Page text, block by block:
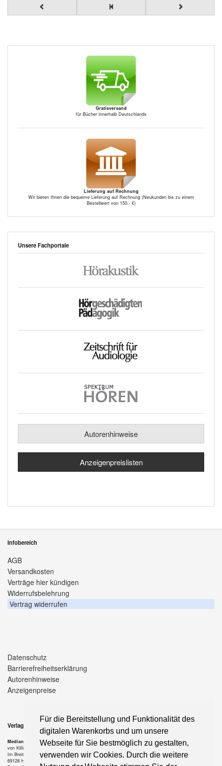
Für die Bereitstellung und Funktionalität des
digitalen Warenkorbs und um unsere
Webseite für Sie bestmöglich zu gestalten,
verwenden wir Cookies. Durch die weitere
Gratisversand
für Bücher innerhalb Deutschlands
Lieferung auf Rechnung
Wir bieten Ihnen die bequeme Lieferung auf Rechnung (Neukunden bis zu einem
Bestellwert von 150,- €)
Unsere Fachportale
Autorenhinweise
Anzeigenpreislisten
Infobereich
AGB
Versandkosten
Verträge hier kündigen
Widerrufsbelehrung
Vertrag widerrufen
Datenschutz
Barrierefreiheitserklärung
Autorenhinweise
Anzeigenpreise
Verlag
Median-Verlag
von Killisch-Horn GmbH
Im Breitspiel 11 a
69126 Heidelberg